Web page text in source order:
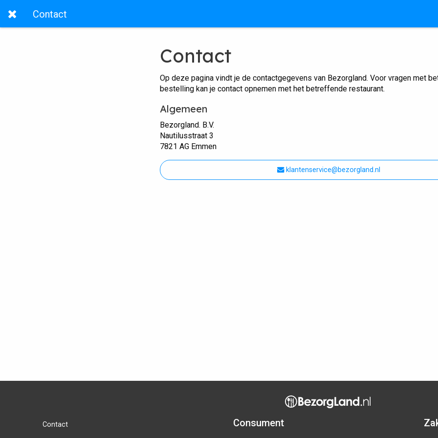
Contact
Contact
Op deze pagina vindt je de contactgegevens van Bezorgland. Voor vragen met
bestelling kan je contact opnemen met het betreffende restaurant.
Algemeen
Bezorgland. B.V.
Nautilusstraat 3
7821 AG Emmen
klantenservice@bezorgland.nl
Contact Consument